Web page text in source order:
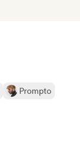
Prompto